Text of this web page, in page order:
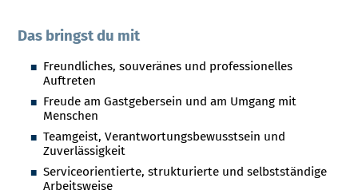
Das bringst du mit
Freundliches, souveränes und professionelles
Auftreten
Freude am Gastgebersein und am Umgang mit
Menschen
Teamgeist, Verantwortungsbewusstsein und
Zuverlässigkeit
Serviceorientierte, strukturierte und selbstständige
Arbeitsweise